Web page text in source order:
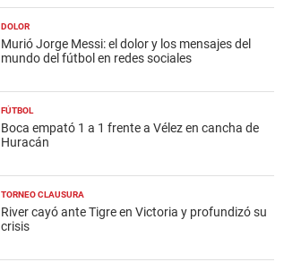
DOLOR
Murió Jorge Messi: el dolor y los mensajes del
mundo del fútbol en redes sociales
FÚTBOL
Boca empató 1 a 1 frente a Vélez en cancha de
Huracán
TORNEO CLAUSURA
River cayó ante Tigre en Victoria y profundizó su
crisis